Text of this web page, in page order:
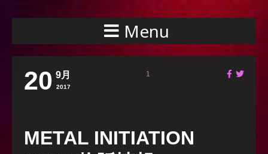
Menu
20 9月
2017
1
METAL INITIATION